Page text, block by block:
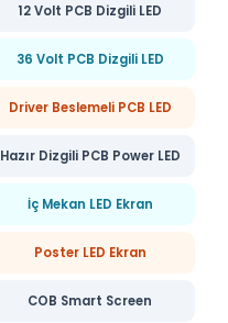
12 Volt PCB Dizgili LED
36 Volt PCB Dizgili LED
Driver Beslemeli PCB LED
Hazır Dizgili PCB Power LED
İç Mekan LED Ekran
Poster LED Ekran
COB Smart Screen